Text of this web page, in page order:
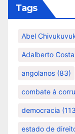
Tags
Abel
Adalberto
angolanos (83)
combate à
democracia
estado de